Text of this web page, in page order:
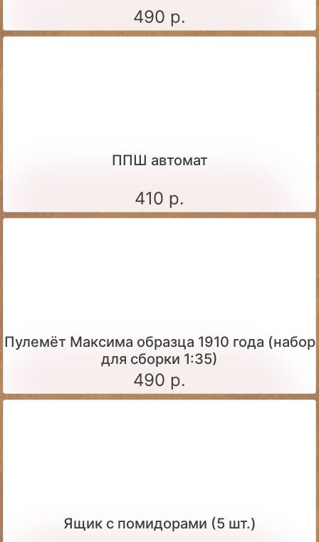
490 р.
ППШ автомат
410 р.
Пулемёт Максима образца 1910 года (набор
для сборки 1:35)
490 р.
Ящик c помидорами (5 шт.)